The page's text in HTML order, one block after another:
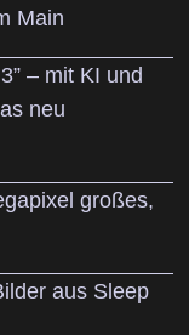
Main
– mit KI und
neu
großes,
aus Sleep